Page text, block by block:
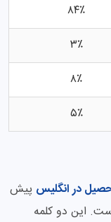
۸۴٪
۳٪
۸٪
۵٪
در انگلیس پیش
این دو کلمه